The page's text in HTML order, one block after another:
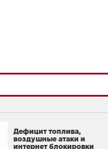
Дефицит топлива,
воздушные атаки и
интернет блокировки